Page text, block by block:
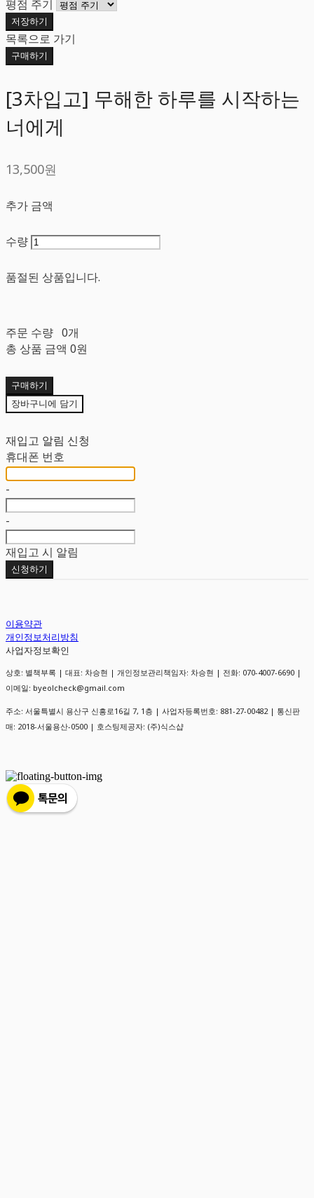
평점 주기
저장하기
목록으로 가기
구매하기
[3차입고] 무해한 하루를 시작하는
너에게
13,500원
추가 금액
수량
품절된 상품입니다.
주문 수량 0개
총 상품 금액 0원
구매하기
장바구니에 담기
재입고 알림 신청
휴대폰 번호
-
-
재입고 시 알림
신청하기
이용약관
개인정보처리방침
사업자정보확인
상호: 별책부록 | 대표: 차승현 | 개인정보관리책임자: 차승현 | 전화: 070-4007-6690 |
이메일: byeolcheck@gmail.com
주소: 서울특별시 용산구 신흥로16길 7, 1층 | 사업자등록번호: 881-27-00482 | 통신판
매: 2018-서울용산-0500 | 호스팅제공자: (주)식스샵